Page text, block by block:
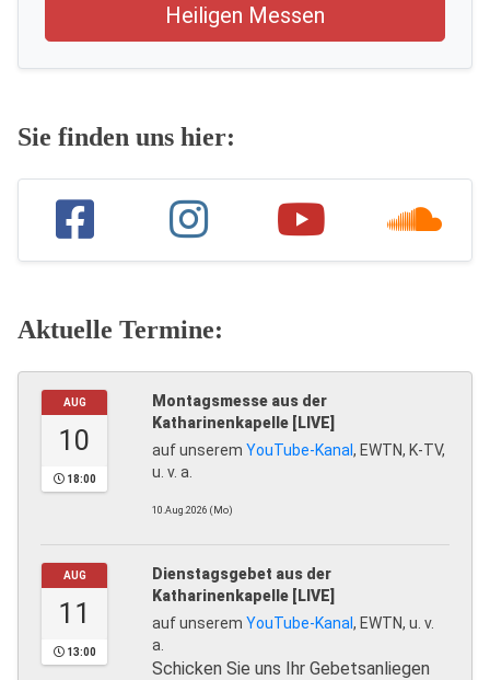
Heiligen Messen
Sie finden uns hier:
Aktuelle Termine:
AUG
10
18:00
Montagsmesse aus der
Katharinenkapelle [LIVE]
auf unserem YouTube-Kanal , EWTN, K-TV,
u. v. a.
10.Aug.2026 (Mo)
AUG
11
13:00
Dienstagsgebet aus der
Katharinenkapelle [LIVE]
auf unserem YouTube-Kanal , EWTN, u. v.
a.
Schicken Sie uns Ihr Gebetsanliegen